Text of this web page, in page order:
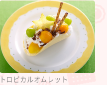
トロピカルオムレット